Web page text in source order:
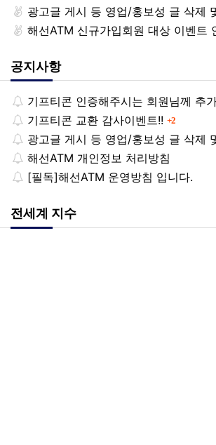
광고글 게시 등 영업/홍보성 글 삭제 및 제제대
해선ATM 신규가입회원 대상 이벤트
공지사항
기프티콘 인증해주시는 회원님께 추가 포인트
기프티콘 교환 감사이벤트!! 2댓글
광고글 게시 등 영업/홍보성 글 삭제 및 제제
해선ATM 개인정보 처리방침
[필독]해선ATM 운영방침 입니다.
전세계 지수